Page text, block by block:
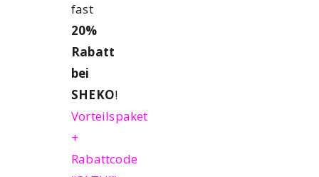
fast
20%
Rabatt
bei
SHEKO!
Vorteilspaket
+
Rabattcode